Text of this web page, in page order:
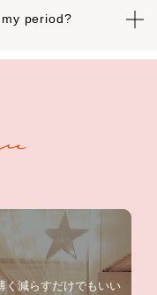
period?
く減らすだけでもいい